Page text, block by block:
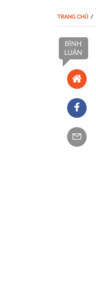
TRANG CHỦ
BÌNH
LUẬN